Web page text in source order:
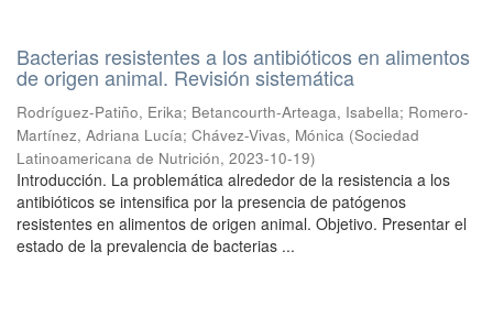
Bacterias resistentes a los antibióticos en alimentos
de origen animal. Revisión sistemática
Rodríguez-Patiño, Erika; Betancourth-Arteaga, Isabella; Romero-
Martínez, Adriana Lucía; Chávez-Vivas, Mónica (Sociedad
Latinoamericana de Nutrición, 2023-10-19)
Introducción. La problemática alrededor de la resistencia a los
antibióticos se intensifica por la presencia de patógenos
resistentes en alimentos de origen animal. Objetivo. Presentar el
estado de la prevalencia de bacterias ...